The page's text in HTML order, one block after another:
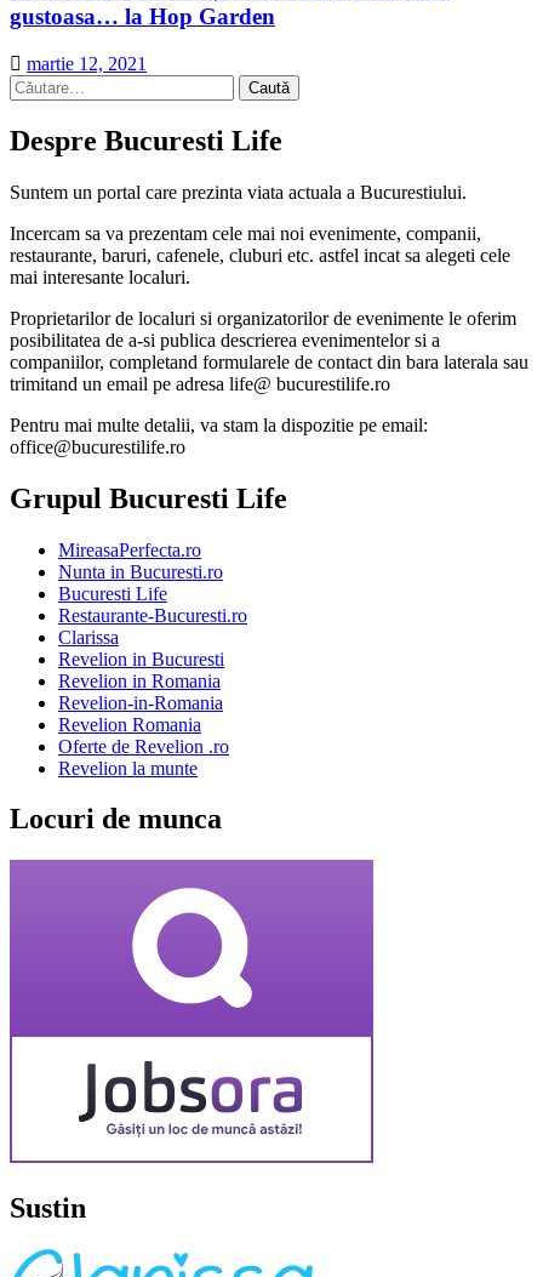
gustoasa… la Hop Garden
martie 12, 2021
Caută
după:
Despre Bucuresti Life
Suntem un portal care prezinta viata actuala a Bucurestiului.
Incercam sa va prezentam cele mai noi evenimente, companii,
restaurante, baruri, cafenele, cluburi etc. astfel incat sa alegeti cele
mai interesante localuri.
Proprietarilor de localuri si organizatorilor de evenimente le oferim
posibilitatea de a-si publica descrierea evenimentelor si a
companiilor, completand formularele de contact din bara laterala sau
trimitand un email pe adresa life@ bucurestilife.ro
Pentru mai multe detalii, va stam la dispozitie pe email:
office@bucurestilife.ro
Grupul Bucuresti Life
MireasaPerfecta.ro
Nunta in Bucuresti.ro
Bucuresti Life
Restaurante-Bucuresti.ro
Clarissa
Revelion in Bucuresti
Revelion in Romania
Revelion-in-Romania
Revelion Romania
Oferte de Revelion .ro
Revelion la munte
Locuri de munca
Sustin